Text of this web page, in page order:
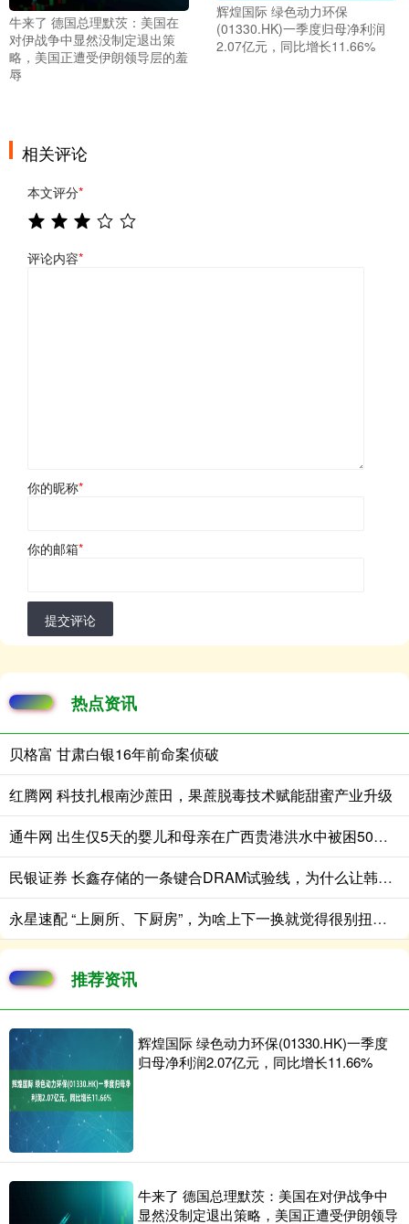
牛来了 德国总理默茨：美国在
对伊战争中显然没制定退出策
略，美国正遭受伊朗领导层的羞
辱
辉煌国际 绿色动力环保
(01330.HK)一季度归母净利润
2.07亿元，同比增长11.66%
相关评论
本文评分*
评论内容*
你的昵称*
你的邮箱*
提交评论
热点资讯
贝格富 甘肃白银16年前命案侦破
红腾网 科技扎根南沙蔗田，果蔗脱毒技术赋能甜蜜产业升级
通牛网 出生仅5天的婴儿和母亲在广西贵港洪水中被困50小时后被救
民银证券 长鑫存储的一条键合DRAM试验线，为什么让韩国存储产业警觉？
永星速配 “上厕所、下厨房”，为啥上下一换就觉得很别扭？老祖宗的讲究藏在过日子里
推荐资讯
辉煌国际 绿色动力环保(01330.HK)一季度
归母净利润2.07亿元，同比增长11.66%
牛来了 德国总理默茨：美国在对伊战争中
显然没制定退出策略，美国正遭受伊朗领导